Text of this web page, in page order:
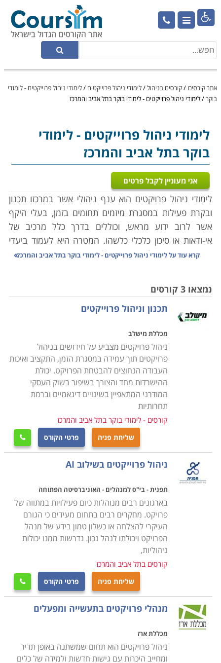

אתר קורסים /קורסים בניהול/לימודי ניהול פרוייקטים /לימודי ניהול פרוייקטים - לימודי
בוקר/לימודי ניהול פרוייקטים - לימודי בוקר בתל אביב והמרכז
לימודי ניהול פרוייקטים - לימודי
בוקר בתל אביב והמרכז
אני מעוניין לקבל פרטים
לימודי ניהול פרויקטים הוא ענף ניהולי אשר במרכזו תכנון
ובקרת פעילות במסגרת מיזמים תחומים בזמן, בעלי היקף
אשר לרוב ידוע מראש, וכוללים בדרך כלל מרכיב של
אי-ודאות או סיכון כלכלי כלשהו. המטרה היא לעמוד ביעדי
הפרוייקט הנדון, לסיים אותו בלוח הזמנים המתוכנן, ביעדי
הפרויקטים מחולקים לרוב לכמה שלבים
- הגדרת הרעיון המוביל, המטרות והמניעים. בנקודה זו
מתגבשות הכוונות הכלליות כמו הצרכים שיש למלא, היעדים,
הלקוחות, בעלי העניין, ומי יהיו אלו שיבצעו את הפרוייקט
בפועל. במהלך שלב זה מגובש מסמך תכולה ראשוני, וגם
מתמנה מנהל פרוייקט.
-שלב קריטי שתחילתו חופפת לזו של היזום, וסיומו יגיע
רק לקראת סיום הפרוייקט. במהלכו נבנות תכניות עבודה
לכל יסוד פעילות כמו הגדרת לוחות זמנים ותקצוב עלויות
ורכש, כוח אדם, בניית צוות עבודה וחלוקת אחריות בו, ניהול
והערכת סיכונים, איפיון בקרת האיכות, קביעת נהלי עבודה
ייעודיים ותקשורת בין כל העושים במלאכה. במהלך שלב זה
גם נחתמים החוזים הרלוונטיים ומתאפשרת תחילת העבודה
המעשית בשטח.
ביצוע – שלב המתרחש החל מהתכנון וכלה בסיום הפרוייקט,
ובו נבראים בפועל תוצרי הפרוייקט המבוקשים. זהו כמובן
החלק המעשי והיקר ביותר, בו מופעלים החוזים שנחתמו,
ומושקעים רוב הכספים שתוכננו למטרה ובהתאם לתכנית
העבודה. תוך כדי הפעילות מתבצעת בקרת פעילות ואיכות
תוצר על מנת לעמוד ביעדים שנקבעו.
– במהלך הביצוע חובה לוודא באופן שוטף את מימוש
היעדים המתוכננים ברמת המימוש בשטח, ניצול שלל
המשאבים שהוקצו לכל מטרה, לוחות הזמנים, איכות התוצר,
וגם פיקוח על ביצועם בפועל של החוזים שנחתמו עם גורמי
משנה. אם חלה סטייה כלשהי ביחס לתכנון הראשוני,
מתבצעת בחינה מחדש של הנתונים בפועל כדי להתאים
קרא עוד עללימודי ניהול פרוייקטים - לימודי בוקר בתל אביב והמרכז
נמצאו 3 קורסים
תכנון וניהול פרוייקטים
מכללת מישלב
ניהול פרויקטים מצביע על חידושים בניהול
פרויקטים תוך עמידה במסגרת הזמן, התקציב ואיכות
העבודה הנחוצים להבטחת הפרויקט. יכולת
ההישרדות מחד והצורך בשיפור בשוק העסקי
המודרני המתאפיין בשינויים דינאמיים וברמת
תחרותיות
קורסים - לימודי בוקר בתל אביב והמרכז
שליחת פניה פרטי הקורס 
ניהול פרוייקטים בשילוב AI
תפנית - בי"ס למנהלים - האוניברסיטה הפתוחה
בארגונים רבים מנוהלות כיום פעילויות במתווה של
פרויקט. מחקרים רבים בתחום מעידים כי הגורם
העיקרי להצלחה או כשלון טמון בידע של מנהל
הפרויקט ויכולתו לנהל נכון. נדרשות ממנו יכולות
ניהוליות,
קורסים בתל אביב והמרכז
שליחת פניה פרטי הקורס 
מנהלי פרויקטים בתעשייה ומפעלים
מכללת ארז
ניהול פרויקטים הוא תחום שמשתנה באופן תדיר
ומחייב היכרות עם גישות חדשות ולמידה של כלים